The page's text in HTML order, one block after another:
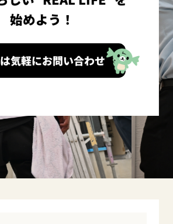
始めよう！
気軽にお問い合わせ